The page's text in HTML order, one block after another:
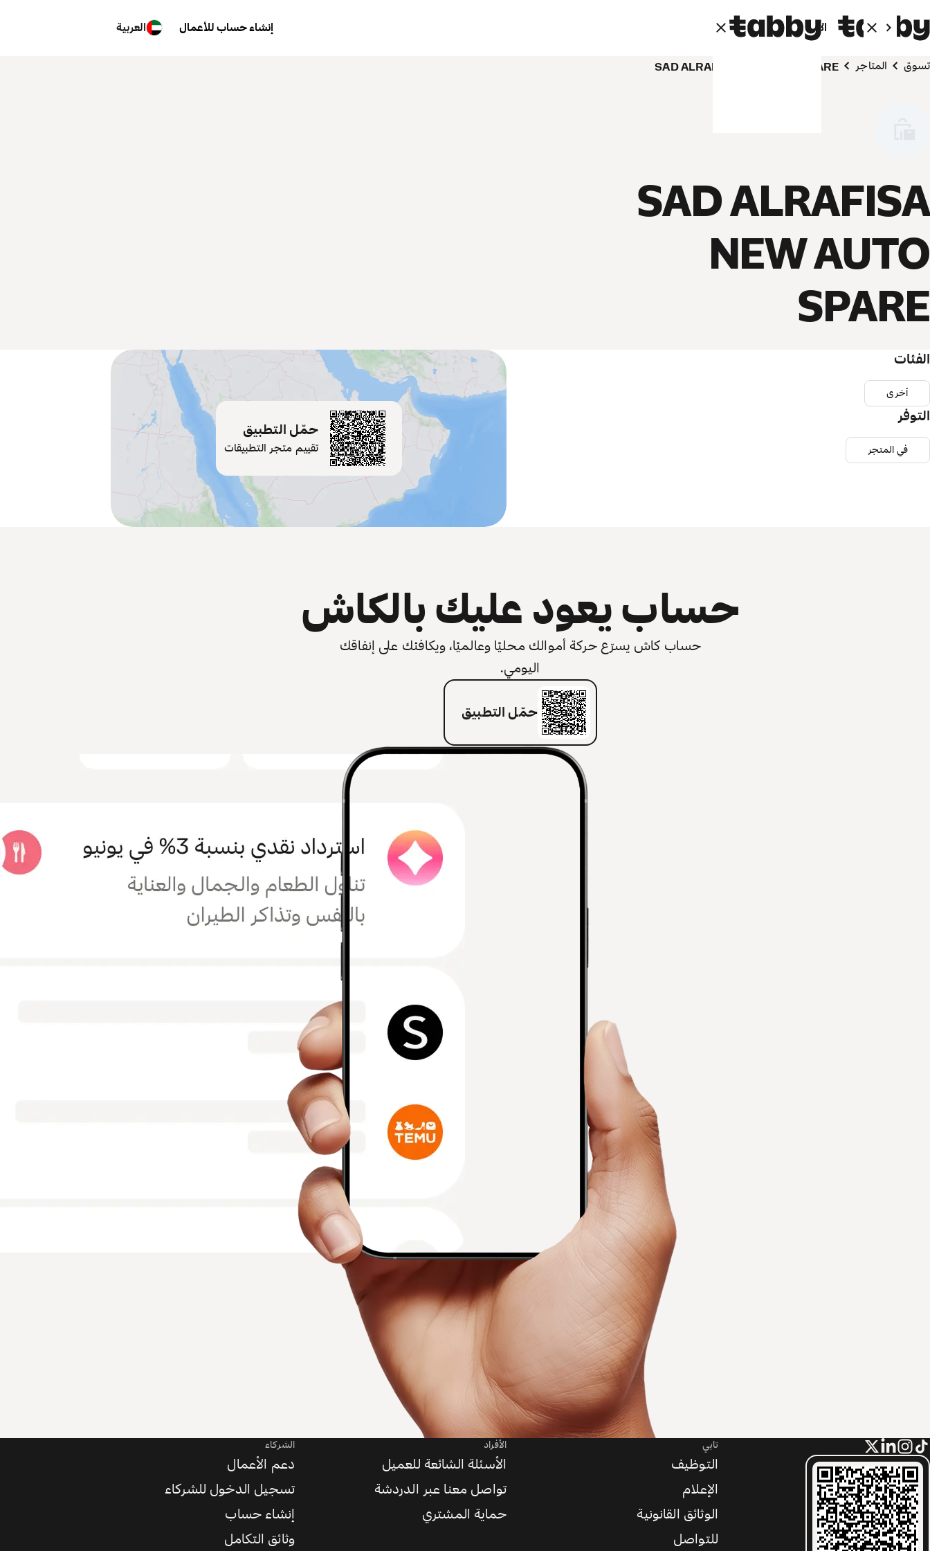
الأفراد الشركاء إنشاء حساب للأعمال العربية
تسوق المتاجر SAD ALRAFISA NEW AUTO SPARE
SAD ALRAFISA
NEW AUTO
SPARE
حمّل التطبيق
تقييم متجر التطبيقات
الفئات
أخرى
التوفر
في المتجر
حساب يعود عليك بالكاش
حساب كاش يسرّع حركة أموالك محليًا وعالميًا، ويكافئك على إنفاقك
اليومي.
حمّل التطبيق
تابي
التوظيف
الإعلام
الوثائق القانونية
للتواصل
الأفراد
الأسئلة الشائعة للعميل
تواصل معنا عبر الدردشة
حماية المشتري
الشركاء
دعم الأعمال
تسجيل الدخول للشركاء
إنشاء حساب
وثائق التكامل